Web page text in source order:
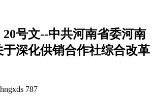
20号文--中共河南省委河南
深化供销合作社综合改革
hngxds 787